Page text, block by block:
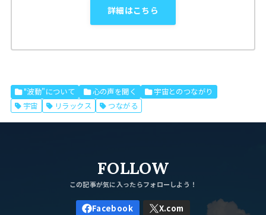
詳細はこちら
"波動"について 心の声を聞く
宇宙とのつながり
宇宙
リラックス つながる
FOLLOW